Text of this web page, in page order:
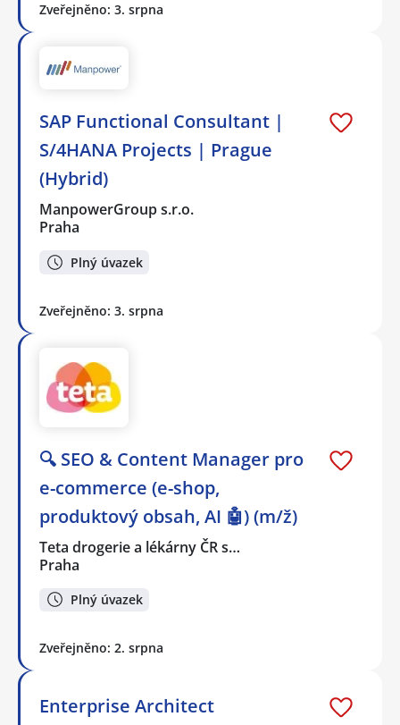
Zveřejněno: 3. srpna
SAP Functional Consultant |
S/4HANA Projects | Prague
(Hybrid)
ManpowerGroup s.r.o.
Praha
Plný úvazek
Zveřejněno: 3. srpna
🔍 SEO & Content Manager pro
e-commerce (e-shop,
produktový obsah, AI 🤖) (m/ž)
Teta drogerie a lékárny ČR s…
Praha
Plný úvazek
Zveřejněno: 2. srpna
Enterprise Architect